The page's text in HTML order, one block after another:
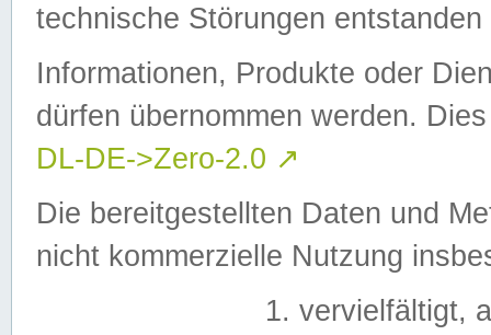
technische Störungen
Informationen, Produkte oder
dürfen übernommen werden.
DL-DE->Zero-2.0 ↗
Die bereitgestellten Daten und
nicht kommerzielle Nutzung
vervielfältigt,